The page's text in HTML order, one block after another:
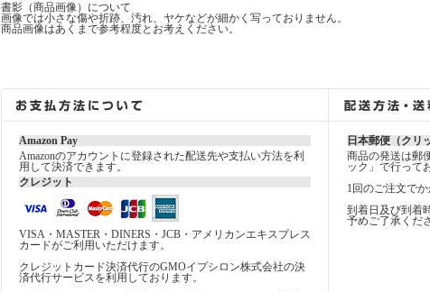
書影（商品画像）について
画像では小さな傷や折跡、汚れ、ヤケなどが細かく写っておりません。
商品画像はあくまで参考程度とお考えください。
Amazon Pay
Amazonのアカウントに登録された配送先や支払い方法を利
用して決済できます。
クレジット
VISA・MASTER・DINERS・JCB・アメリカンエキスプレス
カードがご利用いただけます。
クレジットカード決済代行のGMOイプシロン株式会社の決
済代行サービスを利用しております。
日本郵便（クリ
商品の発送は郵
ック」で行って
1回のご注文で
到着日及び到着
予めご了承くだ